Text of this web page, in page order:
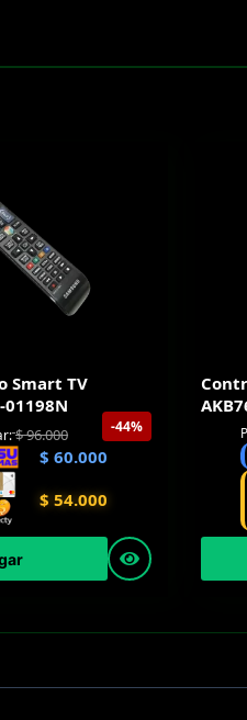
Smart TV
01198N
-44%
$96.000
$ 60.000
$ 54.000